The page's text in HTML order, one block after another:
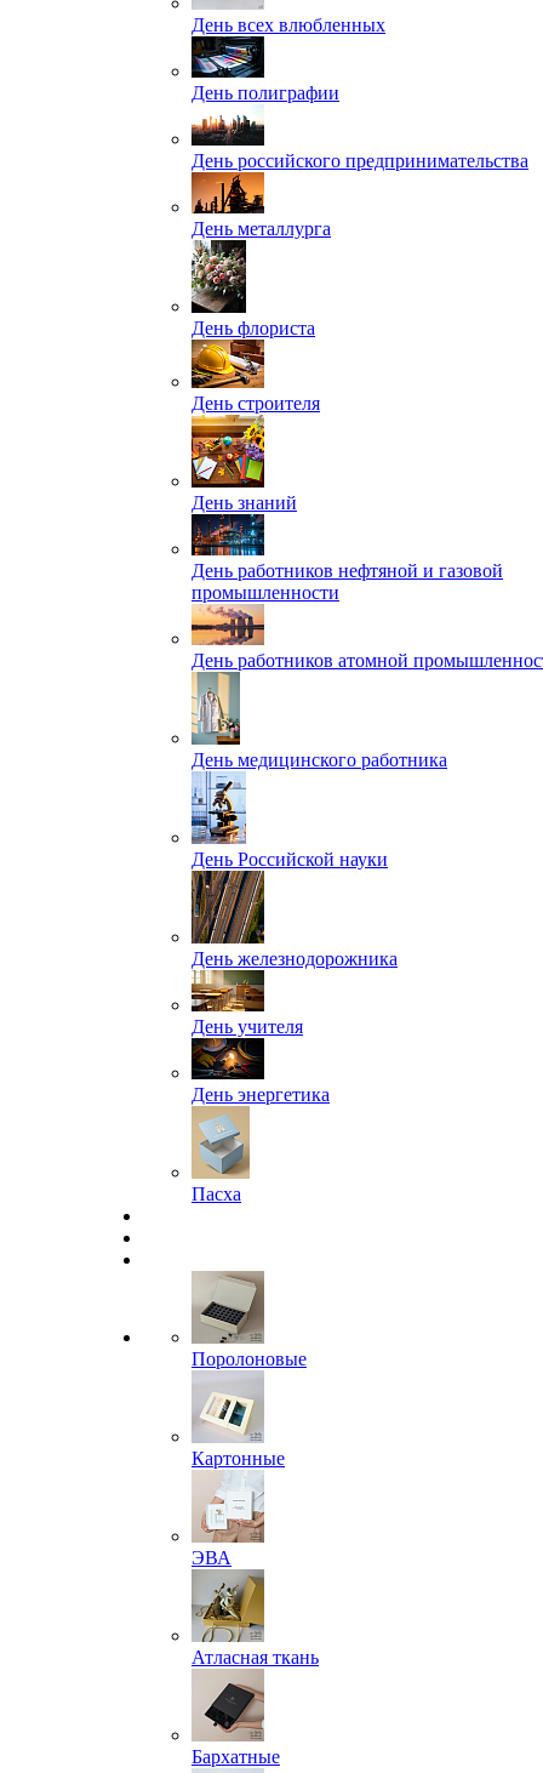
День всех влюбленных
День полиграфии
День российского предпринимательства
День металлурга
День флориста
День строителя
День знаний
День работников нефтяной и газовой
промышленности
День работников атомной
День медицинского работника
День Российской науки
День железнодорожника
День учителя
День энергетика
Пасха
Поролоновые
Картонные
ЭВА
Атласная ткань
Бархатные